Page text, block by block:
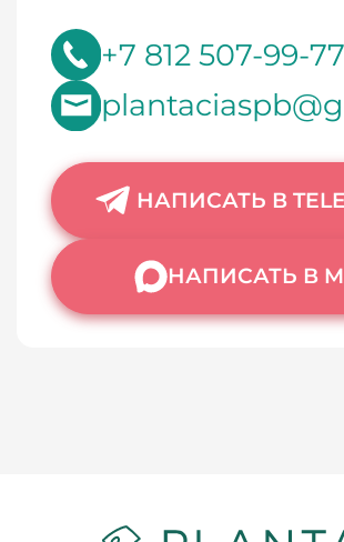
+7 812 507-99-77
НАПИСАТЬ В
НАПИСАТЬ В